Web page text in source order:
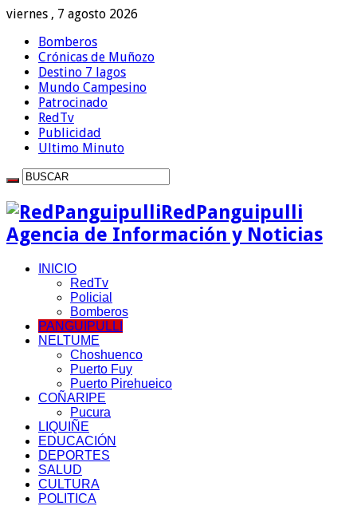
viernes , 7 agosto 2026
Bomberos
Crónicas de Muñozo
Destino 7 lagos
Mundo Campesino
Patrocinado
RedTv
Publicidad
Ultimo Minuto
RedPanguipulli
Agencia de Información y Noticias
INICIO
RedTv
Policial
Bomberos
PANGUIPULLI
NELTUME
Choshuenco
Puerto Fuy
Puerto Pirehueico
COÑARIPE
Pucura
LIQUIÑE
EDUCACIÓN
DEPORTES
SALUD
CULTURA
POLITICA